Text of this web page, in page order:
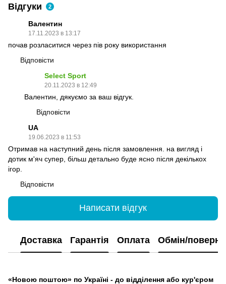
Відгуки 2
Валентин
17.11.2023 в 13:17
почав розласитися через пів року використання
Відповісти
Select Sport
20.11.2023 в 12:49
Валентин, дякуємо за ваш відгук.
Відповісти
UA
19.06.2023 в 11:53
Отримав на наступний день після замовлення. на вигляд і
дотик м'яч супер, більш детально буде ясно після декількох
ігор.
Відповісти
Написати відгук
Доставка Гарантія Оплата Обмін/
«Новою поштою» по Україні - до відділення або кур'єром